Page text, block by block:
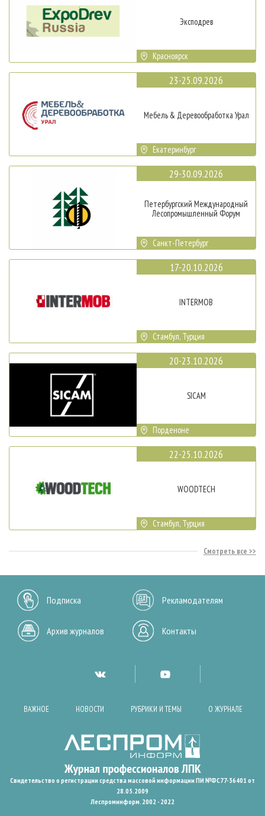
Эксподрев
Красноярск
23-25.09.2026
Мебель & Деревообработка Урал
Екатеринбург
29-30.09.2026
Петербургский Международный
Лесопромышленный Форум
Санкт-Петербург
17-20.10.2026
INTERMOB
Стамбул, Турция
20-23.10.2026
SICAM
Порденоне
22-25.10.2026
WOODTECH
Стамбул, Турция
Смотреть все
Подписка Рекламодателям
Архив журналов Контакты
ВАЖНОЕ НОВОСТИ РУБРИКИ И ТЕМЫ О ЖУРНАЛЕ
Свидетельство о регистрации средства массовой информации ПИ №ФС77-36401 от
28.05.2009
Леспроминформ. 2002 - 2022